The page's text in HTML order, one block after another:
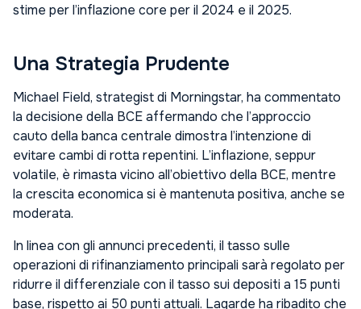
stime per l’inflazione core per il 2024 e il 2025.
Una Strategia Prudente
Michael Field, strategist di Morningstar, ha commentato
la decisione della BCE affermando che l’approccio
cauto della banca centrale dimostra l’intenzione di
evitare cambi di rotta repentini. L’inflazione, seppur
volatile, è rimasta vicino all’obiettivo della BCE, mentre
la crescita economica si è mantenuta positiva, anche se
moderata.
In linea con gli annunci precedenti, il tasso sulle
operazioni di rifinanziamento principali sarà regolato per
ridurre il differenziale con il tasso sui depositi a 15 punti
base, rispetto ai 50 punti attuali. Lagarde ha ribadito che